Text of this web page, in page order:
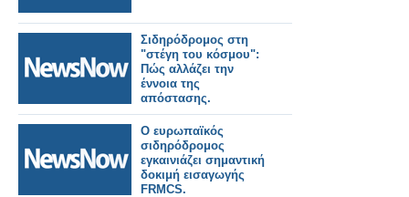
Σιδηρόδρομος στη
"στέγη του κόσμου":
Πώς αλλάζει την
έννοια της
απόστασης.
Ο ευρωπαϊκός
σιδηρόδρομος
εγκαινιάζει σημαντική
δοκιμή εισαγωγής
FRMCS.